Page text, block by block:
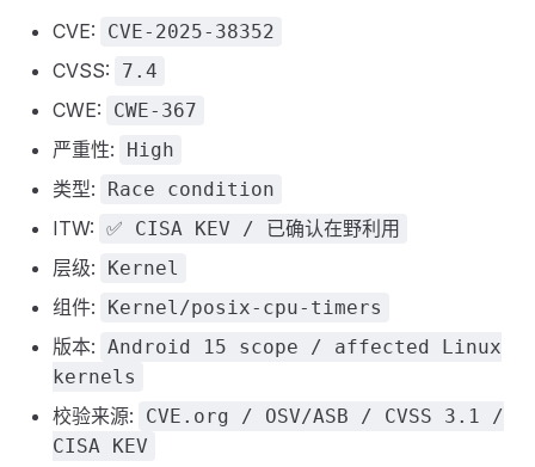
CVE: CVE-2025-38352
CVSS: 7.4
CWE: CWE-367
严重性: High
类型: Race condition
ITW: ✅ CISA KEV / 已确认在野利用
层级: Kernel
组件: Kernel/posix-cpu-timers
版本: Android 15 scope / affected Linux
kernels
校验来源:
CVE.org / OSV/ASB / CVSS 3.1 /
CISA KEV